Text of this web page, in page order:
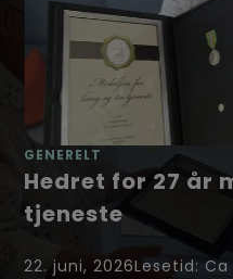
GENERELT
Hedret for 27 år
tjeneste
22. juni, 2026Lesetid: Ca